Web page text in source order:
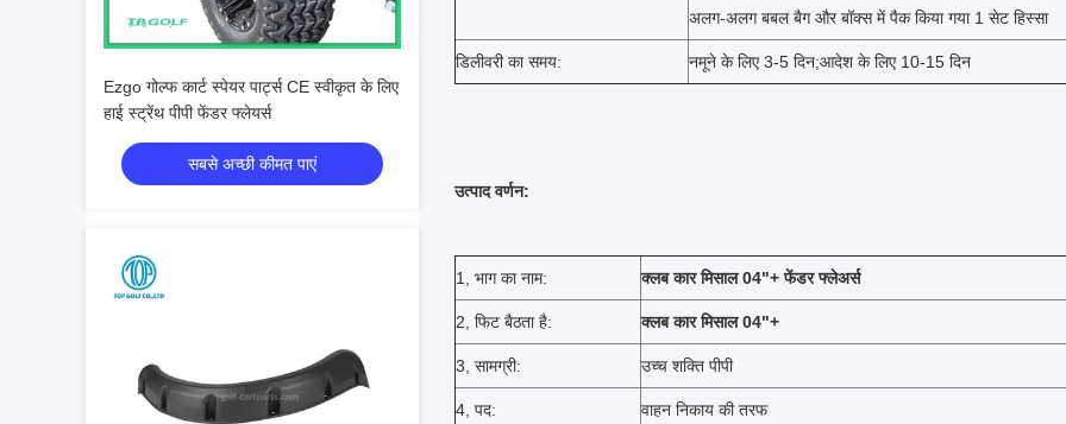
Ezgo गोल्फ कार्ट स्पेयर पार्ट्स CE स्वीकृत के लिए
हाई स्ट्रेंथ पीपी फेंडर फ्लेयर्स
सबसे अच्छी कीमत पाएं
अलग-अलग बबल बैग और बॉक्स में पैक किया गया 1 सेट हिस्सा
डिलीवरी का समय: नमूने के लिए 3-5 दिन;आदेश के लिए 10-15 दिन
उत्पाद वर्णन:
1, भाग का नाम: क्लब कार मिसाल 04"+फेंडर फ्लेअर्स
2, फिट बैठता है: क्लब कार मिसाल 04"+
3, सामग्री: उच्च शक्ति पीपी
4, पद: वाहन निकाय की तरफ